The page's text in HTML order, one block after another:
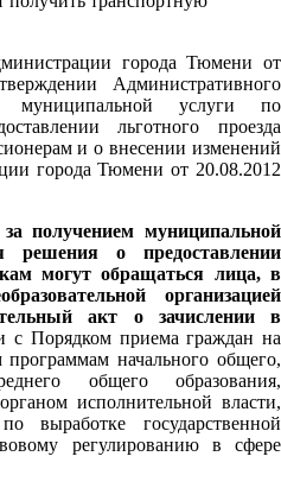
города Тюмени от
Административного
муниципальной услуги по
льготного проезда
и о внесении изменений
города Тюмени от 20.08.2012
за получением муниципальной
решения о предоставлении
могут обращаться лица, в
организацией
акт о зачислении в
с Порядком приема граждан на
программам начального общего,
общего образования,
исполнительной власти,
выработке государственной
регулированию в сфере